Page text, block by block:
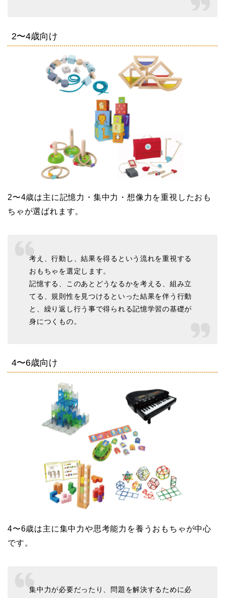
2〜4歳向け
2〜4歳は主に記憶力・集中力・想像力を重視したおも
ちゃが選ばれます。
考え、行動し、結果を得るという流れを重視する
おもちゃを選定します。
記憶する、このあとどうなるかを考える、組み立
てる、規則性を見つけるといった結果を伴う行動
と、繰り返し行う事で得られる記憶学習の基礎が
身につくもの。
4〜6歳向け
4〜6歳は主に集中力や思考能力を養うおもちゃが中心
です。
集中力が必要だったり、問題を解決するために必